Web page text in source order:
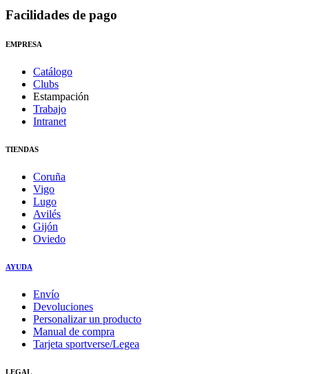
Facilidades de pago
EMPRESA
Catálogo
Clubs
Estampación
Trabajo
Intranet
TIENDAS
Coruña
Vigo
Lugo
Avilés
Gijón
Oviedo
AYUDA
Envío
Devoluciones
Personalizar un producto
Manual de compra
Tarjeta sportverse/Legea
LEGAL